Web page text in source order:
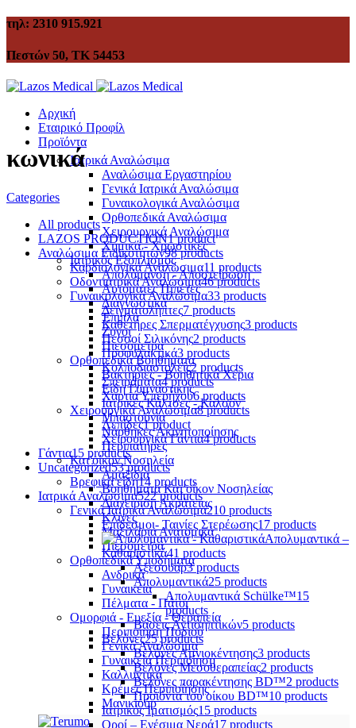
τηλ: 2310 915.921
Πεστών 50, ΤΚ 54453
Αρχική
Εταιρικό Προφίλ
Προϊόντα
Ιατρικά Αναλώσιμα
Αναλώσιμα Εργαστηρίου
Γενικά Ιατρικά Αναλώσιμα
Γυναικολογικά Αναλώσιμα
Ορθοπεδικά Αναλώσιμα
Χειρουργικά Αναλώσιμα
Χημικά - Χρωστικές
Ιατρικός Εξοπλισμός
Απολύμανση - Αποστείρωση
Αυτόματες Πιπέτες
Διαγνωστικά
Έπιπλα
Ζυγοί
Πιεσόμετρα
Ορθοπεδικά Βοηθήματα
Βακτηρίες - Βοηθητικά Χέρια
Είδη Γυμναστικής
Ιατρικές Κάλτσες - Καλσόν
Μπαστούνια
Νάρθηκες Ακινητοποίησης
Περιπατήρες
Κατ'οίκον Νοσηλεία
Αμαξίδια
Βοηθήματα Κατ'οίκον Νοσηλείας
Διαχείριση Ακράτειας
Κλίνες
Μαξιλάρια Ανατομικά
Πιεσόμετρα
Ορθοπεδικά Υποδήματα
Ανδρικά
Γυναικεία
Πέλματα - Πάτοι
Ομορφιά - Ευεξία - Θεραπεία
Περιποίηση Ποδιού
Γενικά Αναλώσιμα
Γυναικεία Περιποίηση
Καλλυντικά
Κρέμες Περιποίησης
Μανικιούρ
κωνικά
Categories
All products
LAZOS PRODUCTION1 product
Αναλώσιμα Ειδικοτήτων98 products
Καρδιολογικά Αναλώσιμα11 products
Οδοντιατρικά Αναλώσιμα46 products
Γυναικολογικά Αναλώσιμα33 products
Δειγματολήπτες7 products
Καθετήρες Σπερματέγχυσης3 products
Πεσσοί Σιλικόνης2 products
Προφυλακτικά3 products
Κολποδιαστολείς2 products
Σπειράματα4 products
Χαρτιά Υπερήχου6 products
Χειρουργικά Αναλώσιμα8 products
Λεπίδες1 product
Χειρουργικά Γάντια4 products
Γάντια15 products
Uncategorized53 products
Βρεφικά είδη14 products
Ιατρικά Αναλώσιμα522 products
Γενικά Ιατρικά Αναλώσιμα210 products
Επίδεσμοι- Ταινίες Στερέωσης17 products
Απολυμαντικά –
Καθαριστικά41 products
Αξεσουάρ3 products
Απολυμαντικά25 products
Απολυμαντικά Schülke™15
products
Βάσεις Αντισηπτικών5 products
Βελόνες25 products
Βελόνες Αμνιοκέντησης3 products
Βελόνες Μεσοθεραπείας2 products
Βελόνες παρακέντησης BD™2 products
Προϊόντα του οίκου BD™10 products
Ιατρικός Ιματισμός15 products
Οροί – Ενέσιμα Νερά17 products